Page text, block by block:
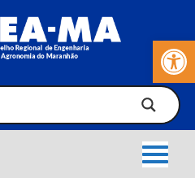
Barra de